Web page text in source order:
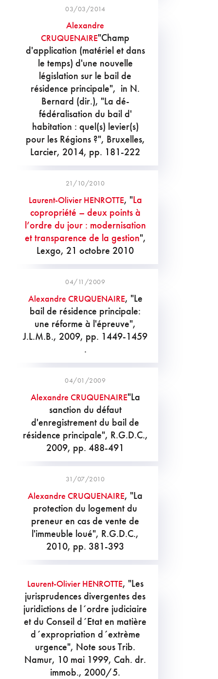
03/03/2014
Alexandre
CRUQUENAIRE"Champ
d'application (matériel et dans
le temps) d'une nouvelle
législation sur le bail de
résidence principale", in N.
Bernard (dir.), "La dé-
fédéralisation du bail d'
habitation : quel(s) levier(s)
pour les Régions ?", Bruxelles,
Larcier, 2014, pp. 181-222
21/10/2010
Laurent-Olivier HENROTTE, "La
copropriété – deux points à
l’ordre du jour : modernisation
et transparence de la gestion",
Lexgo, 21 octobre 2010
04/11/2009
Alexandre CRUQUENAIRE, "Le
bail de résidence principale:
une réforme à l'épreuve",
J.L.M.B., 2009, pp. 1449-1459
.
04/01/2009
Alexandre CRUQUENAIRE"La
sanction du défaut
d'enregistrement du bail de
résidence principale", R.G.D.C.,
2009, pp. 488-491
31/07/2010
Alexandre CRUQUENAIRE, "La
protection du logement du
preneur en cas de vente de
l'immeuble loué", R.G.D.C.,
2010, pp. 381-393
Laurent-Olivier HENROTTE, "Les
jurisprudences divergentes des
juridictions de l´ordre judiciaire
et du Conseil d´Etat en matière
d´expropriation d´extrème
urgence", Note sous Trib.
Namur, 10 mai 1999, Cah. dr.
immob., 2000/5.